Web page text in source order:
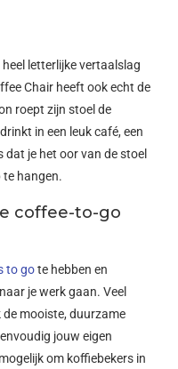
letterlijke vertaalslag
Chair heeft ook echt de
roept zijn stoel de
in een leuk café, een
dat je het oor van de stoel
te hangen.
coffee-to-go
to gote hebben en
je werk gaan. Veel
mooiste, duurzame
jouw eigen
om koffiebekers in